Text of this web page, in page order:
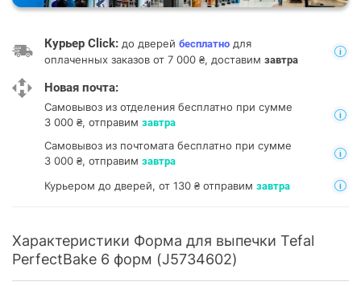
Курьер Click: до дверей бесплатно для
оплаченных заказов от 7 000 ₴, доставим завтра
Новая почта:
Самовывоз из отделения бесплатно при сумме
3 000 ₴, отправим завтра
Самовывоз из почтомата бесплатно при сумме
3 000 ₴, отправим завтра
Курьером до дверей, от 130 ₴ отправим завтра
Характеристики Форма для выпечки Tefal
PerfectBake 6 форм (J5734602)